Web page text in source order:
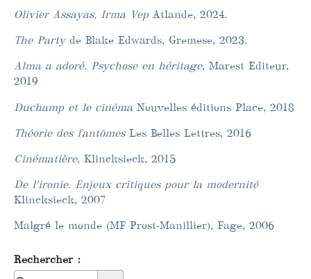
Olivier Assayas, Irma Vep Atlande, 2024.
The Partyde Blake Edwards, Gremese, 2023.
Alma a adoré. Psychose en héritage, Marest Editeur,
2019
Duchamp et le cinéma Nouvelles éditions Place, 2018
Théorie des fantômes Les Belles Lettres, 2016
Cinématière, Klincksieck, 2015
De l’ironie. Enjeux critiques pour la modernité
Klincksieck, 2007
Malgré le monde (MF Prost-Manillier), Fage, 2006
Rechercher :